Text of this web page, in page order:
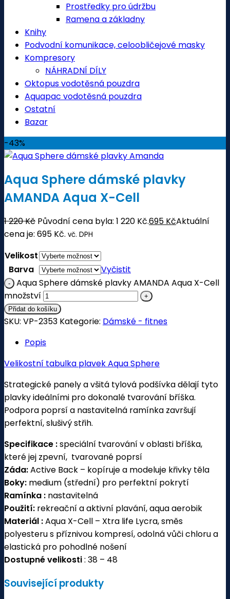
Prostředky pro údržbu
Ramena a základny
Knihy
Podvodní komunikace, celoobličejové masky
Kompresory
NÁHRADNÍ DÍLY
Oktopus vodotěsná pouzdra
Aquapac vodotěsná pouzdra
Ostatní
Bazar
-43%
Aqua Sphere dámské plavky
AMANDA Aqua X-Cell
1 220Kč Původní cena byla: 1 220 Kč.695 KčAktuální
cena je: 695 Kč. vč. DPH
Velikost
Barva
Vyčistit
Aqua Sphere dámské plavky AMANDA Aqua X-Cell
množství
Přidat do košíku
SKU: VP-2353 Kategorie: Dámské - fitnes
Popis
Velikostní tabulka plavek Aqua Sphere
Strategické panely a všitá tylová podšívka dělají tyto
plavky ideálními pro dokonalé tvarování bříška.
Podpora poprsí a nastavitelná ramínka završují
perfektní, slušivý střih.
Specifikace :speciální tvarování v oblasti bříška,
které jej zpevní, tvarované poprsí
Záda:Active Back – kopíruje a modeluje křivky těla
Boky: medium (střední) pro perfektní pokrytí
Ramínka : nastavitelná
Použití: rekreační a aktivní plavání, aqua aerobik
Materiál :Aqua X-Cell – Xtra life Lycra, směs
polyesteru s příznivou kompresí, odolná vůči chloru a
elastická pro pohodlné nošení
Dostupné velikosti: 38 – 48
Související produkty